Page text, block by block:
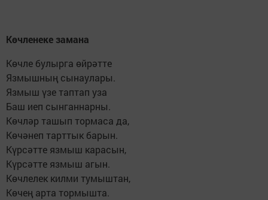
Көчленеке замана
Көчле булырга өйрәтте
Язмышның сынаулары.
Язмыш үзе таптап уза
Баш иеп сынганнарны.
Көчләр ташып тормаса да,
Көчәнеп тарттык барын.
Күрсәтте язмыш карасын,
Күрсәтте язмыш агын.
Көчлелек килми тумыштан,
Көчең арта тормышта.